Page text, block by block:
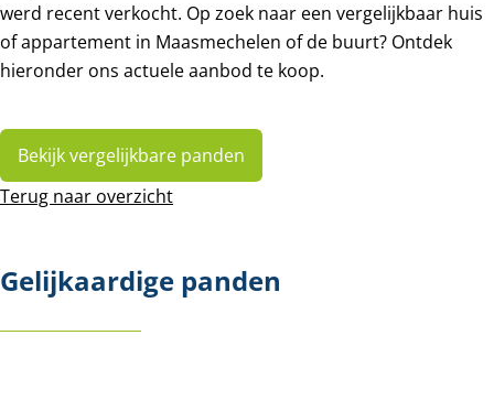
werd recent verkocht. Op zoek naar een vergelijkbaar huis
of appartement in Maasmechelen of de buurt? Ontdek
hieronder ons actuele aanbod te koop.
Bekijk vergelijkbare panden
Terug naar overzicht
Gelijkaardige panden